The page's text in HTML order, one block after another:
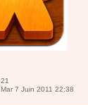
21
Mar 7 Juin 2011 22:38